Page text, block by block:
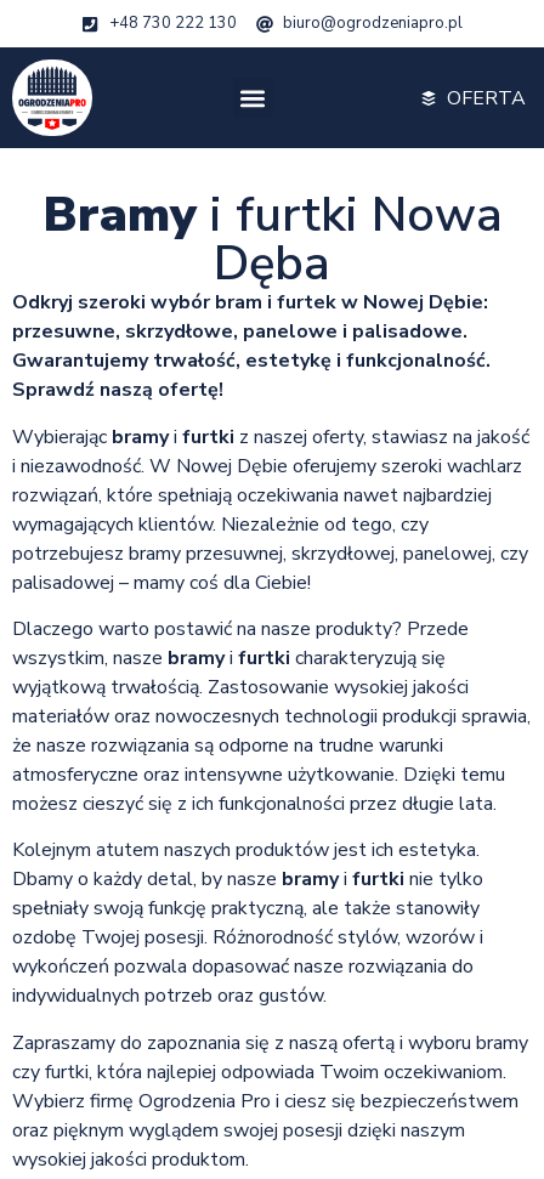
+48 730 222 130 biuro@ogrodzeniapro.pl
OFERTA
Bramy i furtki Nowa
Dęba
Odkryj szeroki wybór bram i furtek w Nowej Dębie:
przesuwne, skrzydłowe, panelowe i palisadowe.
Gwarantujemy trwałość, estetykę i funkcjonalność.
Sprawdź naszą ofertę!
Wybierając bramyi furtki z naszej oferty, stawiasz na jakość
i niezawodność. W Nowej Dębie oferujemy szeroki wachlarz
rozwiązań, które spełniają oczekiwania nawet najbardziej
wymagających klientów. Niezależnie od tego, czy
potrzebujesz bramy przesuwnej, skrzydłowej, panelowej, czy
palisadowej – mamy coś dla Ciebie!
Dlaczego warto postawić na nasze produkty? Przede
wszystkim, nasze bramyi furtki charakteryzują się
wyjątkową trwałością. Zastosowanie wysokiej jakości
materiałów oraz nowoczesnych technologii produkcji sprawia,
że nasze rozwiązania są odporne na trudne warunki
atmosferyczne oraz intensywne użytkowanie. Dzięki temu
możesz cieszyć się z ich funkcjonalności przez długie lata.
Kolejnym atutem naszych produktów jest ich estetyka.
Dbamy o każdy detal, by nasze bramyi furtki nie tylko
spełniały swoją funkcję praktyczną, ale także stanowiły
ozdobę Twojej posesji. Różnorodność stylów, wzorów i
wykończeń pozwala dopasować nasze rozwiązania do
indywidualnych potrzeb oraz gustów.
Zapraszamy do zapoznania się z naszą ofertą i wyboru bramy
czy furtki, która najlepiej odpowiada Twoim oczekiwaniom.
Wybierz firmę Ogrodzenia Pro i ciesz się bezpieczeństwem
oraz pięknym wyglądem swojej posesji dzięki naszym
wysokiej jakości produktom.